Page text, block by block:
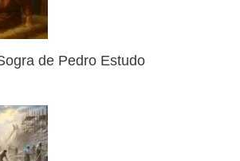
de Pedro Estudo